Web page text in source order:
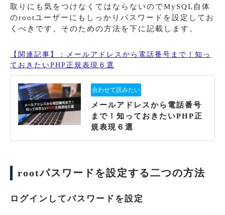
取りにも気をつけなくてはならないのでMySQL自体
のrootユーザーにもしっかりパスワードを設定してお
くべきです。そのための方法を下に記載します。
【関連記事】：メールアドレスから電話番号まで！知っ
ておきたいPHP正規表現６選
メールアドレスから電話番号
まで！知っておきたいPHP正
規表現６選
rootパスワードを設定する二つの方法
ログインしてパスワードを設定